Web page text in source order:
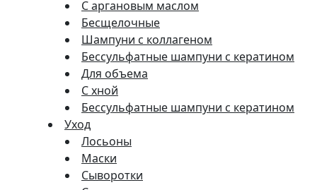
С аргановым маслом
Бесщелочные
Шампуни с коллагеном
Бессульфатные шампуни с кератином
Для объема
С хной
Бессульфатные шампуни с кератином
Уход
Лосьоны
Маски
Сыворотки